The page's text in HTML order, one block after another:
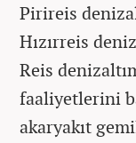
Pirireis
Hızırreis
Reis
faaliyetlerini
akaryakıt